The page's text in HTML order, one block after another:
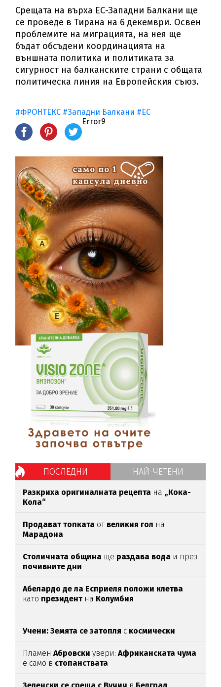
Срещата на върха ЕС-Западни Балкани ще
се проведе в Тирана на 6 декември. Освен
проблемите на миграцията, на нея ще
бъдат обсъдени координацията на
външната политика и политиката за
сигурност на балканските страни с общата
политическа линия на Европейския съюз.
#ФРОНТЕКС #Западни Балкани #ЕС
Error9
ПОСЛЕДНИ НАЙ-ЧЕТЕНИ
Разкриха оригиналната рецепта на „Кока-
Кола“
Продават топката от великия гол на
Марадона
Столичната община ще раздава вода и през
почивните дни
Абелардо де ла Есприеля положи клетва
като президент на Колумбия
Учени: Земята се затопля с космически
ПламенАбровски увери:Африканската чума
е само в стопанствата